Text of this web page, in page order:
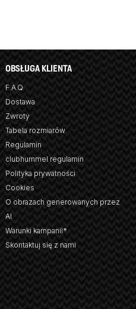
OBSŁUGA KLIENTA
F.A.Q
Dostawa
Zwroty
Tabela rozmiarów
Regulamin
clubhummel regulamin
Polityka prywatności
Cookies
O obrazach generowanych przez
AI
Warunki kampanii*
Skontaktuj się z nami